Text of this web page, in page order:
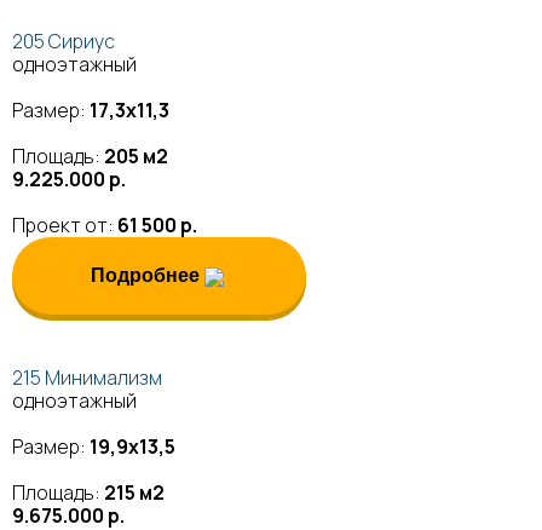
205 Сириус
одноэтажный
Размер: 17,3х11,3
Площадь: 205 м2
9.225.000 р.
Проект от: 61 500 р.
Подробнее
215 Минимализм
одноэтажный
Размер: 19,9х13,5
Площадь: 215 м2
9.675.000 р.